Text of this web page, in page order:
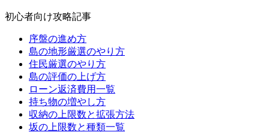
初心者向け攻略記事
序盤の進め方
島の地形厳選のやり方
住民厳選のやり方
島の評価の上げ方
ローン返済費用一覧
持ち物の増やし方
収納の上限数と拡張方法
坂の上限数と種類一覧